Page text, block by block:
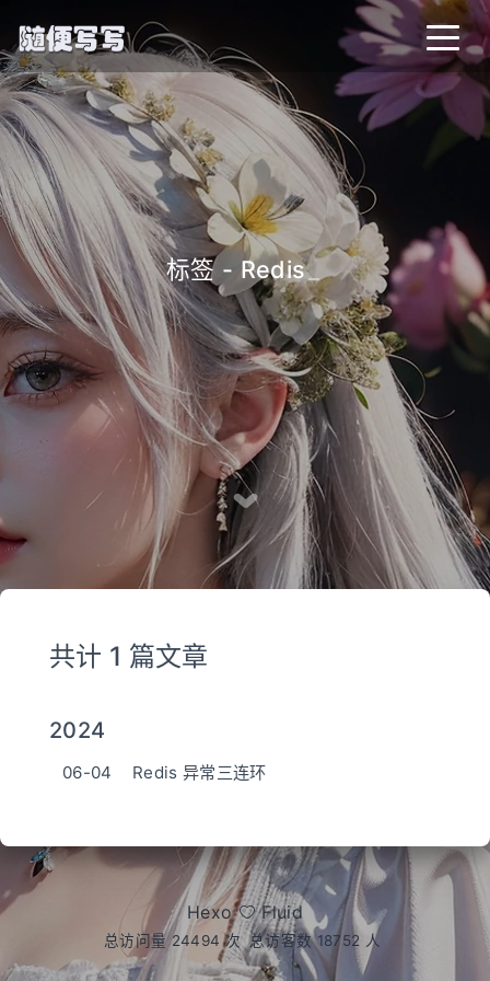
标签 - Redis_
共计 1 篇文章
2024
06-04 Redis 异常三连环
Hexo Fluid
总访问量24494次 总访客数18752 人